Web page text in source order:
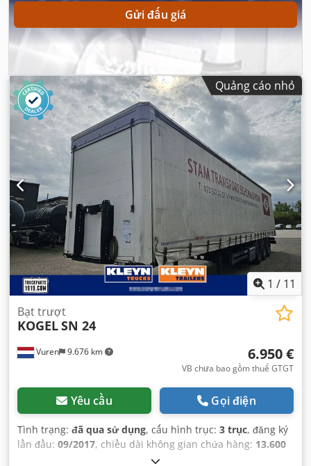
Gửi đấu giá
Quảng cáo nhỏ
1 / 11
Vuren 9.676 km
Bạt trượt
KOGELSN 24
6.950 €
VB chưa bao gồm thuế GTGT
Yêu cầu Gọi điện
Tình trạng: đã qua sử dụng, cấu hình trục: 3 trục, đăng ký
lần đầu: 09/2017, chiều dài không gian chứa hàng: 13.600
, chiều rộng khoang hàng: